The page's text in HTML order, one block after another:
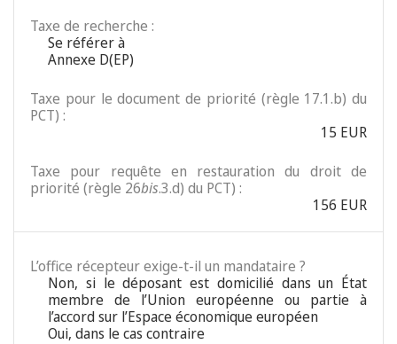
Taxe de recherche :
Se référer à
Annexe D(EP)
Taxe pour le document de priorité (règle 17.1.b) du
PCT) :
15 EUR
Taxe pour requête en restauration du droit de
priorité (règle 26bis.3.d) du PCT) :
156 EUR
L’office récepteur exige-t-il un mandataire ?
Non, si le déposant est domicilié dans un État
membre de l’Union européenne ou partie à
l’accord sur l’Espace économique européen
Oui, dans le cas contraire